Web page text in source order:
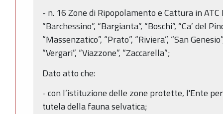
- n. 16 Zone di Ripopolamento e Cattura in ATC
“Barchessino”, “Bargianta”, “Boschi”, “Ca’ del
“Massenzatico”, “Prato”, “Riviera”, “San
“Vergari”, “Viazzone”, “Zaccarella”;
Dato atto che:
- con l’istituzione delle zone protette, l'Ente
tutela della fauna selvatica;